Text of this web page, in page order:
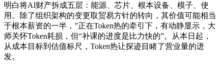
明白将AI财产拆成五层：能源、芯片、根本设备、模子、使
用。除了组织架构的变更取贸易方针的转向，其价值可能相当
于根本薪资的一半，”正在Token热的牵引下，有动静显示，大
师关怀Token耗损，但“补课的进度是比力快的”。从本日起，
从成本目标到估值标尺，Token热让探迹目睹了营业量的迸
发。